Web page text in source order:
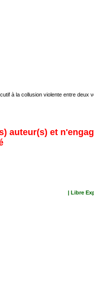
à la collusion violente entre deux
auteur(s) et
| Libre